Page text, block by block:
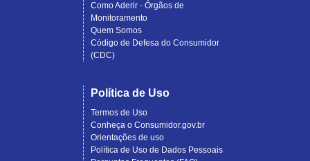
Como Aderir - Órgãos de
Monitoramento
Quem Somos
Código de Defesa do Consumidor
(CDC)
Política de Uso
Termos de Uso
Conheça o Consumidor.gov.br
Orientações de uso
Política de Uso de Dados Pessoais